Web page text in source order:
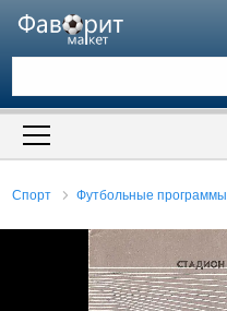
Искать также в описании
Спорт Футбольные программы